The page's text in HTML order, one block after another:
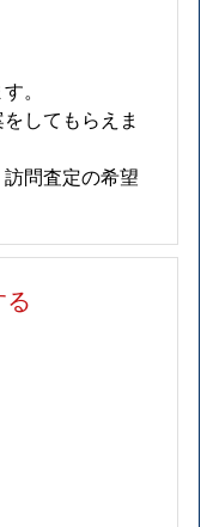
。
してもらえま
問査定の希望